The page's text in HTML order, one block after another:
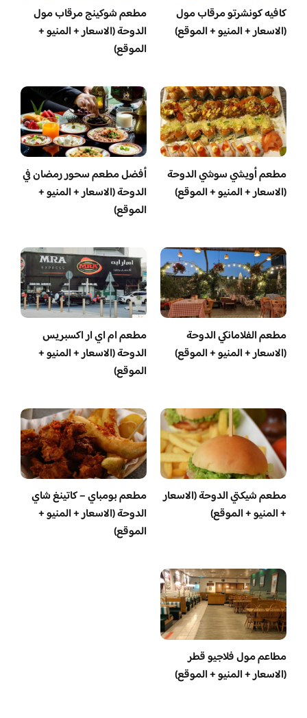
كافيه كونشرتو مرقاب مول
(الاسعار + المنيو + الموقع)
مطعم شوكينج مرقاب مول
الدوحة (الاسعار + المنيو +
الموقع)
مطعم أويشي سوشي الدوحة
(الاسعار + المنيو + الموقع)
أفضل مطعم سحور رمضان في
الدوحة (الاسعار + المنيو +
الموقع)
مطعم الفلامانكي الدوحة
(الاسعار + المنيو + الموقع)
مطعم ام اي ار اكسبريس
الدوحة (الاسعار + المنيو +
الموقع)
مطعم شيكتي الدوحة (الاسعار
+ المنيو + الموقع)
مطعم بومباي – كاتينغ شاي
الدوحة (الاسعار + المنيو +
الموقع)
مطاعم مول فلاجيو قطر
(الاسعار + المنيو + الموقع)